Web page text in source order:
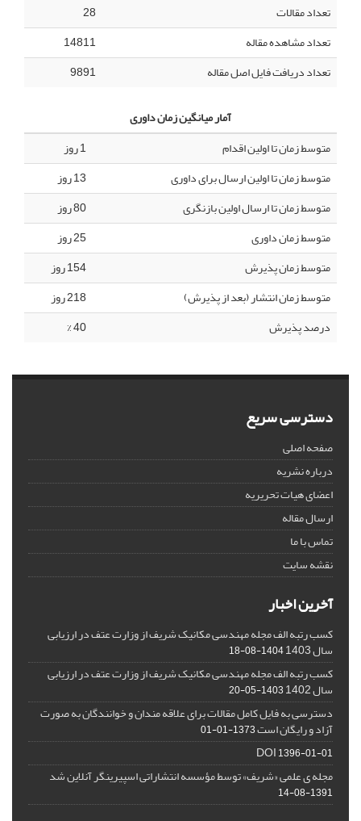
تعداد مقالات
28
تعداد مشاهده مقاله
14811
تعداد دریافت فایل اصل مقاله
9891
آمار میانگین زمان داوری
متوسط زمان تا اولین اقدام
1 روز
متوسط زمان تا اولین ارسال برای داوری
13 روز
متوسط زمان تا ارسال اولین بازنگری
80 روز
متوسط زمان داوری
25 روز
متوسط زمان پذیرش
154 روز
متوسط زمان انتشار (بعد از پذیرش)
218 روز
درصد پذیرش
40 %
دسترسی سریع
صفحه اصلی
درباره نشریه
اعضای هیات تحریریه
ارسال مقاله
تماس با ما
نقشه سایت
آخرین اخبار
کسب رتبه الف مجله مهندسی مکانیک شریف از وزارت عتف در ارزیابی
سال 1403 1404-08-18
کسب رتبه الف مجله مهندسی مکانیک شریف از وزارت عتف در ارزیابی
سال 1402 1403-05-20
دسترسی به فایل کامل مقالات برای علاقه مندان و خوانندگان به صورت
آزاد و رایگان است1373-01-01
DOI1396-01-01
مجله ی علمی «شریف» توسط مؤسسه انتشاراتی اسپیرینگر آنلاین شد
1391-08-14